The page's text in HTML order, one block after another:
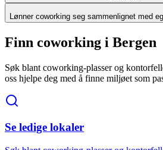
Lønner coworking seg sammenlignet med
Finn coworking i Bergen
Søk blant coworking-plasser og
oss hjelpe deg med å finne miljøet som
Se ledige lokaler